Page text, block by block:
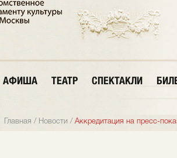
АФИША ТЕАТР СПЕКТАКЛИ
Главная / Новости / Аккредитация на пресс-